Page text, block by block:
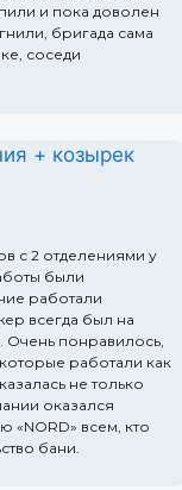
и пока доволен
бригада сама
соседи
с 2 отделениями у
были
работали
всегда был на
Очень понравилось,
работали как
не только
оказался
«NORD» всем, кто
бани.